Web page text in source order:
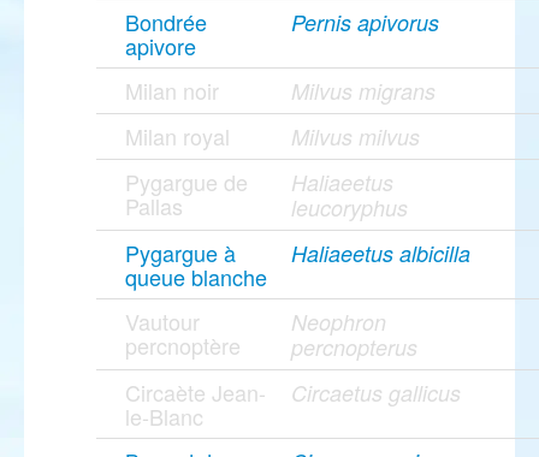
Bondrée
apivore
Pernis apivorus
Milan noir Milvus migrans
Milan royal Milvus milvus
Pygargue de
Pallas
Haliaeetus
leucoryphus
Pygargue à
queue blanche
Haliaeetus albicilla
Vautour
percnoptère
Neophron
percnopterus
Circaète Jean-
le-Blanc
Circaetus gallicus